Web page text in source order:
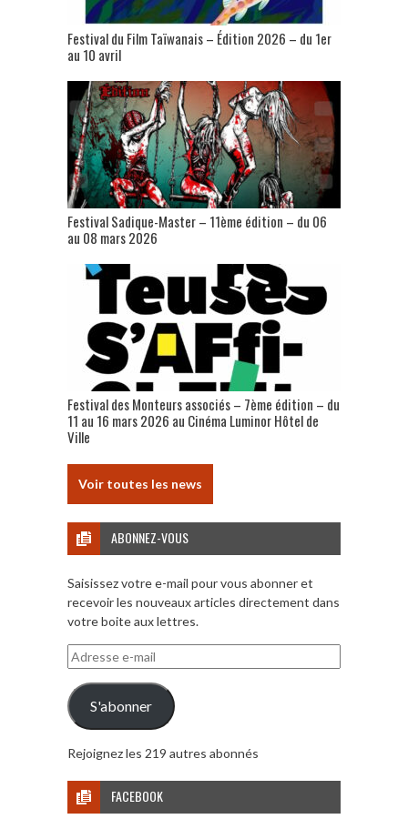
Festival du Film Taïwanais – Édition 2026 – du 1er
au 10 avril
Festival Sadique-Master – 11ème édition – du 06
au 08 mars 2026
Festival des Monteurs associés – 7ème édition – du
11 au 16 mars 2026 au Cinéma Luminor Hôtel de
Ville
Voir toutes les news
ABONNEZ-VOUS
Saisissez votre e-mail pour vous abonner et
recevoir les nouveaux articles directement dans
votre boite aux lettres.
Adresse
e-
mail
S'abonner
Rejoignez les 219 autres abonnés
FACEBOOK